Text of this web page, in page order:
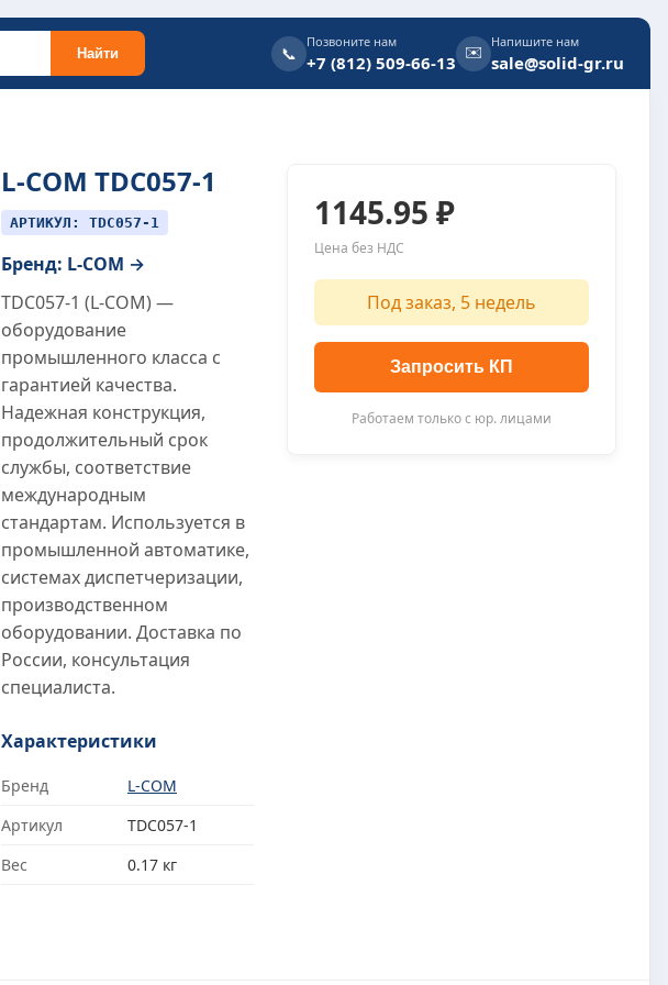
Найти 📞
Позвоните нам
+7 (812) 509-66-13
✉️ Напишите нам
sale@solid-gr.ru
L-COM TDC057-1
АРТИКУЛ: TDC057-1
Бренд: L-COM →
TDC057-1 (L-COM) —
оборудование
промышленного класса с
гарантией качества.
Надежная конструкция,
продолжительный срок
службы, соответствие
международным
стандартам. Используется в
промышленной автоматике,
системах диспетчеризации,
производственном
оборудовании. Доставка по
России, консультация
специалиста.
Характеристики
Бренд
L-COM
Артикул
TDC057-1
Вес
0.17 кг
1145.95 ₽
Цена без НДС
Под заказ, 5 недель
Запросить КП
Работаем только с юр. лицами